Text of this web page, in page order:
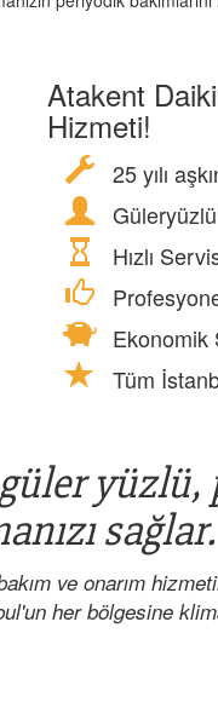
Atakent
Hizmeti!
25 yılı
Hızlı
Ekonomik
Tüm
yüzlü,
sağlar.
ve onarım
her bölgesine